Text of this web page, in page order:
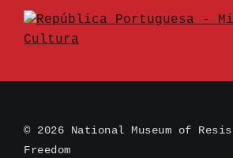
© 2026 National Museum of
Freedom